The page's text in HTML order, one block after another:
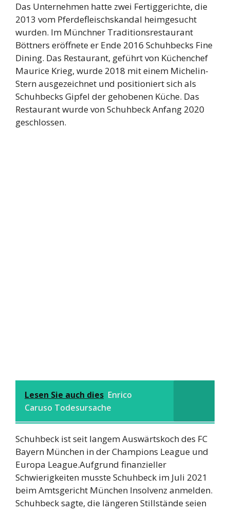
Das Unternehmen hatte zwei Fertiggerichte, die
2013 vom Pferdefleischskandal heimgesucht
wurden. Im Münchner Traditionsrestaurant
Böttners eröffnete er Ende 2016 Schuhbecks Fine
Dining. Das Restaurant, geführt von Küchenchef
Maurice Krieg, wurde 2018 mit einem Michelin-
Stern ausgezeichnet und positioniert sich als
Schuhbecks Gipfel der gehobenen Küche. Das
Restaurant wurde von Schuhbeck Anfang 2020
geschlossen.
Lesen Sie auch dies Enrico
Caruso Todesursache
Schuhbeck ist seit langem Auswärtskoch des FC
Bayern München in der Champions League und
Europa League.Aufgrund finanzieller
Schwierigkeiten musste Schuhbeck im Juli 2021
beim Amtsgericht München Insolvenz anmelden.
Schuhbeck sagte, die längeren Stillstände seien